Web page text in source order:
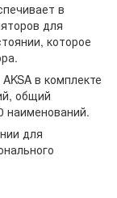
в
для
которое
AKSA в комплекте
общий
наименований.
для